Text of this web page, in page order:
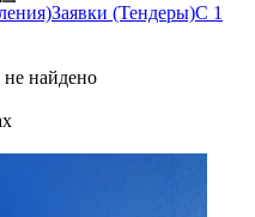
Заявки (Тендеры)С 1
найдено